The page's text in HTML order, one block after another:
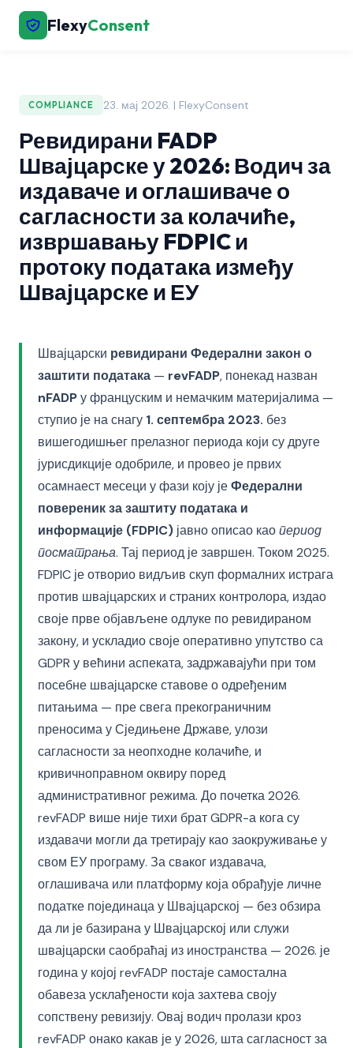
FlexyConsent
COMPLIANCE 23. мај 2026. | FlexyConsent
Ревидирани FADP
Швајцарске у 2026: Водич за
издаваче и оглашиваче о
сагласности за колачиће,
извршавању FDPIC и
протоку података између
Швајцарске и ЕУ
Швајцарски ревидирани Федерални закон о
заштити података — revFADP, понекад назван
nFADPу француским и немачким материјалима —
ступио је на снагу 1. септембра 2023. без
вишегодишњег прелазног периода који су друге
јурисдикције одобриле, и провео је првих
осамнаест месеци у фази коју јеФедерални
повереник за заштиту података и
информације (FDPIC) јавно описао каопериод
посматрања. Тај период је завршен. Током 2025.
FDPIC је отворио видљив скуп формалних истрага
против швајцарских и страних контролора, издао
своје прве објављене одлуке по ревидираном
закону, и ускладио своје оперативно упутство са
GDPR у већини аспеката, задржавајући при том
посебне швајцарске ставове о одређеним
питањима — пре свега прекограничним
преносима у Сједињене Државе, улози
сагласности за неопходне колачиће, и
кривичноправном оквиру поред
административног режима. До почетка 2026.
revFADP више није тихи брат GDPR-а кога су
издавачи могли да третирају као заокруживање у
свом ЕУ програму. За свaког издавача,
оглашивача или платформу која обрађује личне
податке појединаца у Швајцарској — без обзира
да ли је базирана у Швајцарској или служи
швајцарски саобраћај из иностранства — 2026. је
година у којој revFADP постаје самостална
обавеза усклађености која захтева своју
сопствену ревизију. Овај водич пролази кроз
revFADP онако какав је у 2026, шта сагласност за